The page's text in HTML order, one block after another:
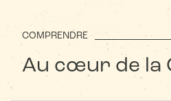
COMPRENDRE
Au cœur de la